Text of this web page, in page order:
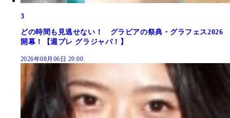
3
どの時間も見逃せない！ グラビアの祭典・グラフェス2026
開幕！【週プレ グラジャパ！】
2026年08月06日 20:00